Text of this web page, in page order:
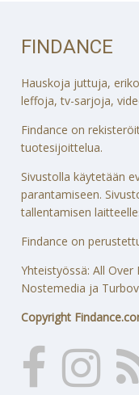
FINDANCE
Hauskoja juttuja,
leffoja, tv-sarjoja,
Findance on
tuotesijoittelua.
Sivustolla käytetään
parantamiseen.
tallentamisen
Findance on
Yhteistyössä: All
Nostemedia ja
Copyright